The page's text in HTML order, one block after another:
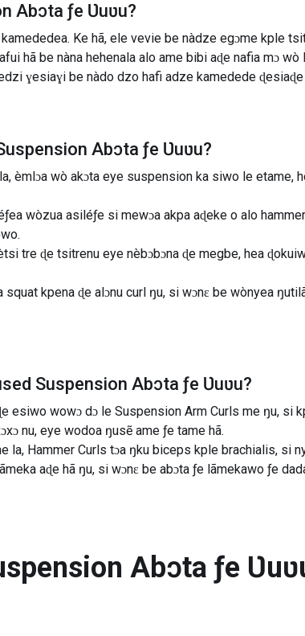
Abɔta ƒe Ʋuʋu?
Ke hã, ele vevie be nàdze egɔme kple
hã be nàna hehenala alo ame bibi aɖe nafia mɔ
ɣesiaɣi be nàdo dzo hafi adze kamedede
Abɔta ƒe Ʋuʋu?
èmlɔa wò akɔta eye suspension ka siwo le etame,
wòzua asiléƒe si mewɔa akpa aɖeke o alo
tre ɖe tsitrenu eye nèbɔbɔna ɖe megbe, hea
kpena ɖe alɔnu curl ŋu, si wɔnɛ be wònyea
Suspension Abɔta ƒe Ʋuʋu?
esiwo wowɔ dɔ le Suspension Arm Curls me ŋu, si
nu, eye wodoa ŋusẽ ame ƒe tame hã.
la, Hammer Curls tɔa ŋku biceps kple brachialis, si
aɖe hã ŋu, si wɔnɛ be abɔta ƒe lãmekawo ƒe
Abɔta ƒe